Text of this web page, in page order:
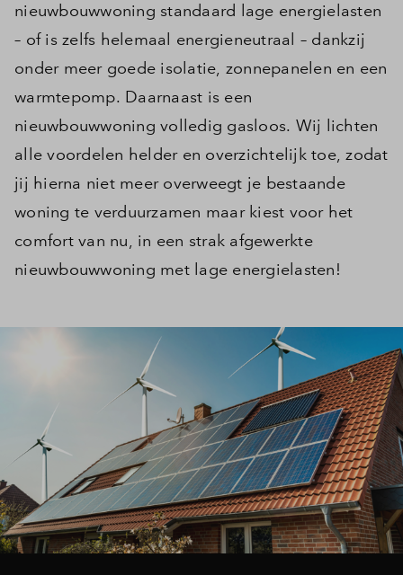
Inloggen
nieuwbouwwoning standaard lage energielasten
– of is zelfs helemaal energieneutraal – dankzij
onder meer goede isolatie, zonnepanelen en een
warmtepomp. Daarnaast is een
nieuwbouwwoning volledig gasloos. Wij lichten
alle voordelen helder en overzichtelijk toe, zodat
jij hierna niet meer overweegt je bestaande
woning te verduurzamen maar kiest voor het
comfort van nu, in een strak afgewerkte
nieuwbouwwoning met lage energielasten!